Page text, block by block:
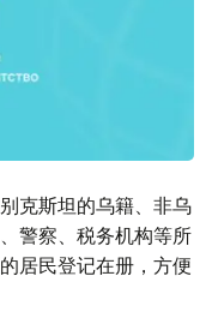
克斯坦的乌籍、非乌
警察、税务机构等所
居民登记在册，方便